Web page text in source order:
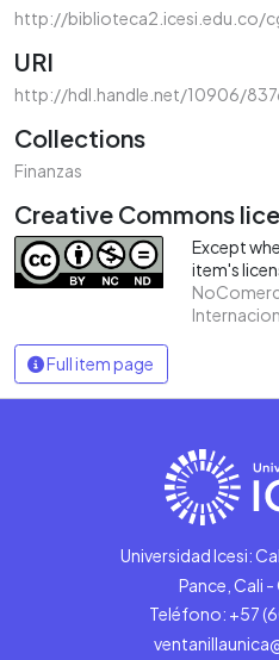
http://biblioteca2.icesi.edu.co/
URI
http://hdl.handle.net/10906/
Collections
Finanzas
Creative Commons
Except
item's
Full item page
Universidad Icesi:
Pance, Cali
Teléfono: +57